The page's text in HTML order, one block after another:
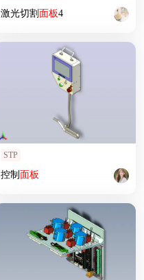
激光切割面板4
STP
控制面板